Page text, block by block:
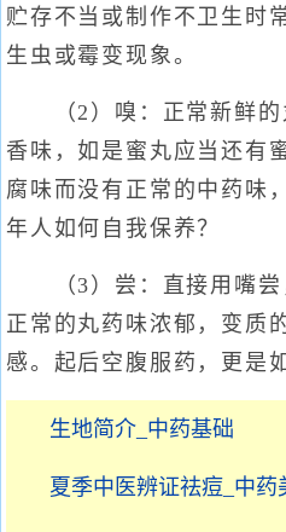
贮存不当或制作不卫生时
生虫或霉变现象。
（2）嗅：正常新鲜的
香味，如是蜜丸应当还有
腐味而没有正常的中药味
年人如何自我保养？
（3）尝：直接用嘴尝
正常的丸药味浓郁，变质
感。起后空腹服药，更是
生地简介_中药基础
夏季中医辨证祛痘_中药